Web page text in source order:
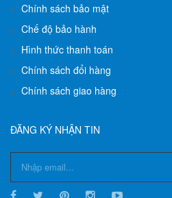
Chính sách bảo mật
Chế độ bảo hành
Hình thức thanh toán
Chính sách đổi hàng
Chính sách giao hàng
ĐĂNG KÝ NHẬN TIN